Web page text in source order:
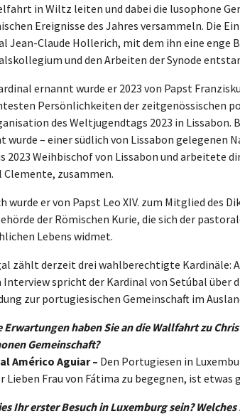
in Wiltz leiten und dabei die lusophone
Ereignisse des Jahres versammeln. Die
Jean-Claude Hollerich, mit dem ihn eine enge
und den Arbeiten der Synode
ernannt wurde er 2023 von Papst
Persönlichkeiten der zeitgenössischen
des Weltjugendtags 2023 in Lissabon.
wurde – einer südlich von Lissabon gelegenen
2023 Weihbischof von Lissabon und arbeitete
Clemente, zusammen.
wurde er von Papst Leo XIV. zum Mitglied des
der Römischen Kurie, die sich der
Lebens widmet.
zählt derzeit drei wahlberechtigte Kardinäle:
Interview spricht der Kardinal von Setúbal über
zur portugiesischen Gemeinschaft im
Erwartungen haben Sie an die Wallfahrt zu
Gemeinschaft?
Américo Aguiar – Den Portugiesen in
Lieben Frau von Fátima zu begegnen, ist etwas
Ihr erster Besuch in Luxemburg sein?